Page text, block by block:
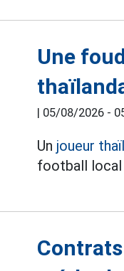
Une
05/08/2026 -
Un joueur
football local